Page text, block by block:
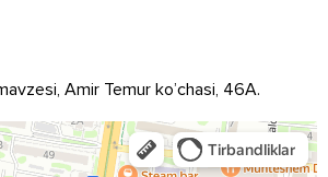
Amir Temur ko’chasi, 46A.